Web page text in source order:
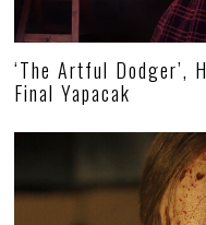
‘The Artful Dodger’,
Final Yapacak